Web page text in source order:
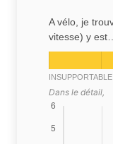
A vélo, je
vitesse) y est…
INSUPPORTABLE
Dans le détail,